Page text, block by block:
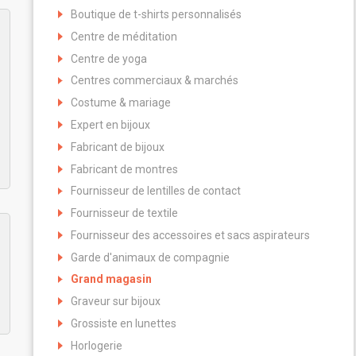
Boutique de t-shirts personnalisés
Centre de méditation
Centre de yoga
Centres commerciaux & marchés
Costume & mariage
Expert en bijoux
Fabricant de bijoux
Fabricant de montres
Fournisseur de lentilles de contact
Fournisseur de textile
Fournisseur des accessoires et sacs aspirateurs
Garde d'animaux de compagnie
Grand magasin
Graveur sur bijoux
Grossiste en lunettes
Horlogerie